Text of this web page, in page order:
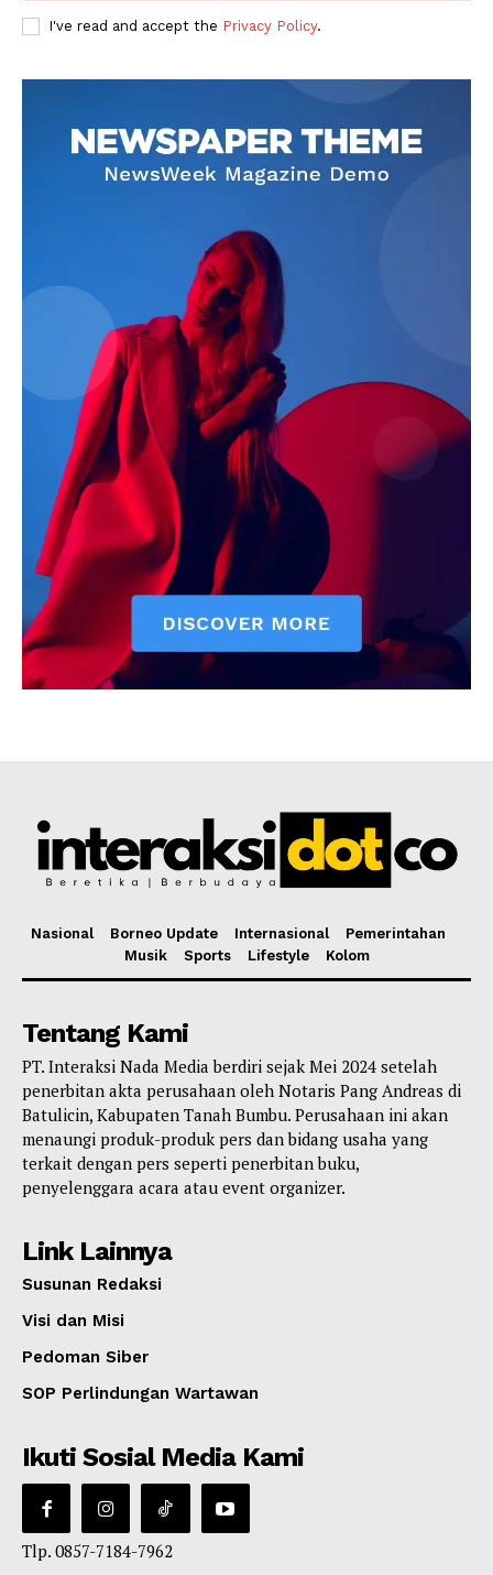
I've read and accept the Privacy Policy.
Nasional Borneo Update Internasional
Pemerintahan
Musik
Sports Lifestyle Kolom
Tentang Kami
PT. Interaksi Nada Media berdiri sejak Mei 2024 setelah
penerbitan akta perusahaan oleh Notaris Pang Andreas di
Batulicin, Kabupaten Tanah Bumbu. Perusahaan ini akan
menaungi produk-produk pers dan bidang usaha yang
terkait dengan pers seperti penerbitan buku,
penyelenggara acara atau event organizer.
Link Lainnya
Susunan Redaksi
Visi dan Misi
Pedoman Siber
SOP Perlindungan Wartawan
Ikuti Sosial Media Kami
Tlp. 0857-7184-7962